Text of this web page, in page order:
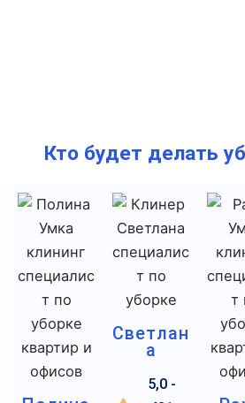
Кто будет делать
Светлан
а
5,0 -